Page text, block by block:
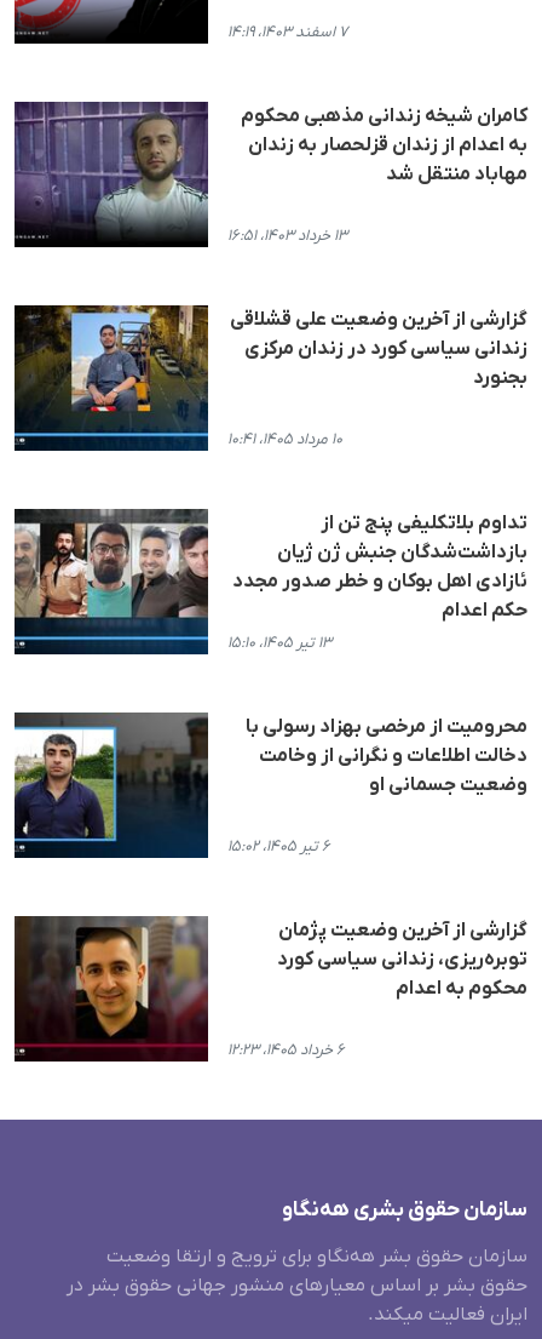
۷ اسفند ۱۴۰۳، ۱۴:۱۹
کامران شیخه زندانی مذهبی محکوم
به اعدام از زندان قزلحصار به زندان
مهاباد منتقل شد
۱۳ خرداد ۱۴۰۳، ۱۶:۵۱
گزارشی از آخرین وضعیت علی قشلاقی
زندانی سیاسی کورد در زندان مرکزی
بجنورد
۱۰ مرداد ۱۴۰۵، ۱۰:۴۱
تداوم بلاتکلیفی پنج تن از
بازداشت‌شدگان جنبش ژن ژیان
ئازادی اهل بوکان و خطر صدور مجدد
حکم اعدام
۱۳ تیر ۱۴۰۵، ۱۵:۱۰
محرومیت از مرخصی بهزاد رسولی با
دخالت اطلاعات و نگرانی از وخامت
وضعیت جسمانی او
۶ تیر ۱۴۰۵، ۱۵:۰۲
گزارشی از آخرین وضعیت پژمان
توبره‌ریزی، زندانی سیاسی کورد
محکوم به اعدام
۶ خرداد ۱۴۰۵، ۱۲:۲۳
سازمان حقوق بشری هەنگاو
سازمان حقوق بشر هه‌نگاو برای ترویج و ارتقا وضعیت
حقوق بشر بر اساس معیارهای منشور جهانی حقوق بشر در
ایران فعالیت میکند.